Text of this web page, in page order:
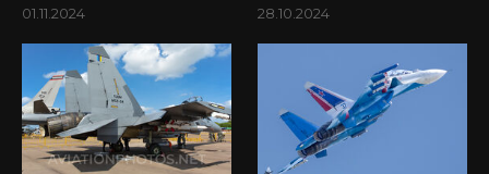
01.11.2024 28.10.2024